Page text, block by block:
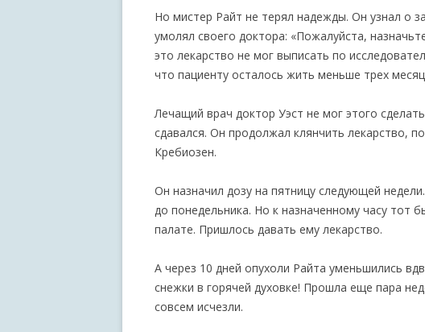
Но мистер Райт не терял надежды. Он узнал о
умолял своего доктора: «Пожалуйста,
это лекарство не мог выписать по
что пациенту осталось жить меньше трех
Лечащий врач доктор Уэст не мог этого
сдавался. Он продолжал клянчить лекарство,
Кребиозен.
Он назначил дозу на пятницу следующей
до понедельника. Но к назначенному часу тот
палате. Пришлось давать ему лекарство.
А через 10 дней опухоли Райта уменьшились
снежки в горячей духовке! Прошла еще пара
совсем исчезли.